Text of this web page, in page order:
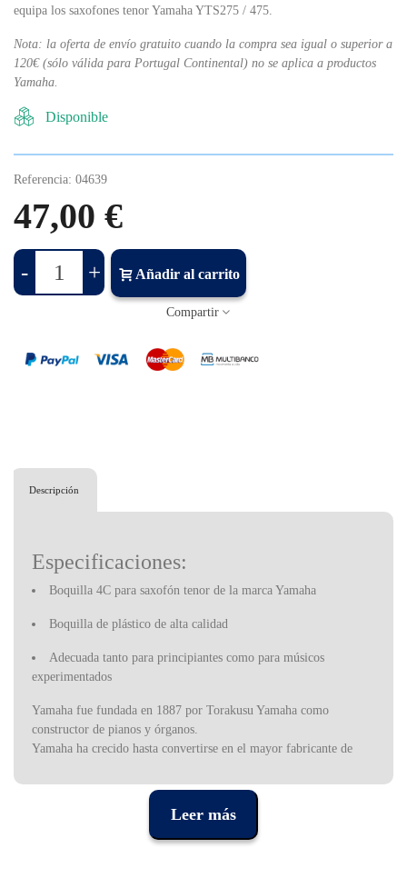
equipa los saxofones tenor Yamaha YTS275 / 475.
Nota: la oferta de envío gratuito cuando la compra sea igual o superior a
120€ (sólo válida para Portugal Continental) no se aplica a productos
Yamaha.
Disponible
Referencia: 04639
47,00 €
- + Añadir al carrito
Compartir
Descripción
Especificaciones:
Boquilla 4C para saxofón tenor de la marca Yamaha
Boquilla de plástico de alta calidad
Adecuada tanto para principiantes como para músicos
experimentados
Yamaha fue fundada en 1887 por Torakusu Yamaha como
constructor de pianos y órganos.
Yamaha ha crecido hasta convertirse en el mayor fabricante de
percusión, guitarras, flautas, instrumentos de viento y vibráfonos).
También se ha destacado en la construcción de guitarras acústicas.
están preparados al más alto nivel, ofreciendo una experiencia
Leer más